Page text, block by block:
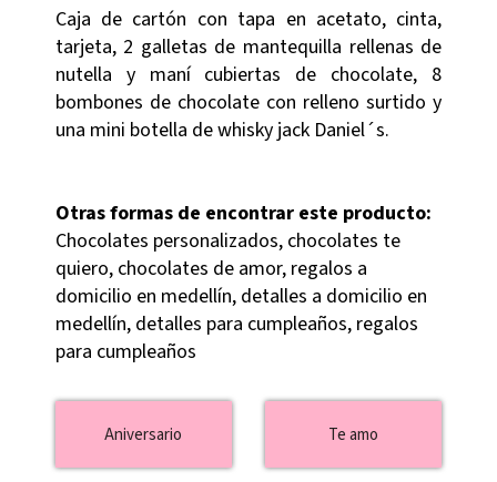
Caja de cartón con tapa en acetato, cinta,
tarjeta, 2 galletas de mantequilla rellenas de
nutella y maní cubiertas de chocolate, 8
bombones de chocolate con relleno surtido y
una mini botella de whisky jack Daniel´s.
Otras formas de encontrar este producto:
Chocolates personalizados, chocolates te
quiero, chocolates de amor, regalos a
domicilio en medellín, detalles a domicilio en
medellín, detalles para cumpleaños, regalos
para cumpleaños
Aniversario Te amo